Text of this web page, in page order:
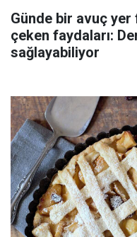
Günde bir avuç yer
çeken faydaları:
sağlayabiliyor